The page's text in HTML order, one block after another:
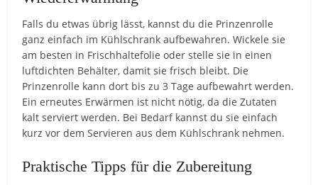
Falls du etwas übrig lässt, kannst du die Prinzenrolle
ganz einfach im Kühlschrank aufbewahren. Wickele sie
am besten in Frischhaltefolie oder stelle sie in einen
luftdichten Behälter, damit sie frisch bleibt. Die
Prinzenrolle kann dort bis zu 3 Tage aufbewahrt werden.
Ein erneutes Erwärmen ist nicht nötig, da die Zutaten
kalt serviert werden. Bei Bedarf kannst du sie einfach
kurz vor dem Servieren aus dem Kühlschrank nehmen.
Praktische Tipps für die Zubereitung